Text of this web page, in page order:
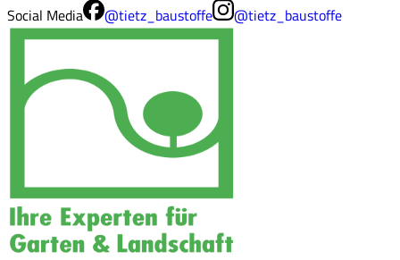
Social Media
@tietz_baustoffe @tietz_baustoffe